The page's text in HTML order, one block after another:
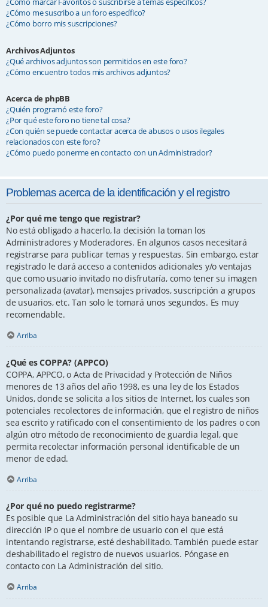
¿Cómo me suscribo a un foro específico?
¿Cómo borro mis suscripciones?
Archivos Adjuntos
¿Qué archivos adjuntos son permitidos en este foro?
¿Cómo encuentro todos mis archivos adjuntos?
Acerca de phpBB
¿Quién programó este foro?
¿Por qué este foro no tiene tal cosa?
¿Con quién se puede contactar acerca de abusos o usos ilegales
relacionados con este foro?
¿Cómo puedo ponerme en contacto con un Administrador?
Problemas acerca de la identificación y el registro
¿Por qué me tengo que registrar?
No está obligado a hacerlo, la decisión la toman los
Administradores y Moderadores. En algunos casos necesitará
registrarse para publicar temas y respuestas. Sin embargo, estar
registrado le dará acceso a contenidos adicionales y/o ventajas
que como usuario invitado no disfrutaría, como tener su imagen
personalizada (avatar), mensajes privados, suscripción a grupos
de usuarios, etc. Tan solo le tomará unos segundos. Es muy
recomendable.
Arriba
¿Qué es COPPA? (APPCO)
COPPA, APPCO, o Acta de Privacidad y Protección de Niños
menores de 13 años del año 1998, es una ley de los Estados
Unidos, donde se solicita a los sitios de Internet, los cuales son
potenciales recolectores de información, que el registro de niños
sea escrito y ratificado con el consentimiento de los padres o con
algún otro método de reconocimiento de guardia legal, que
permita recolectar información personal identificable de un
menor de edad.
Arriba
¿Por qué no puedo registrarme?
Es posible que La Administración del sitio haya baneado su
dirección IP o que el nombre de usuario con el que está
intentando registrarse, esté deshabilitado. También puede estar
deshabilitado el registro de nuevos usuarios. Póngase en
contacto con La Administración del sitio.
Arriba